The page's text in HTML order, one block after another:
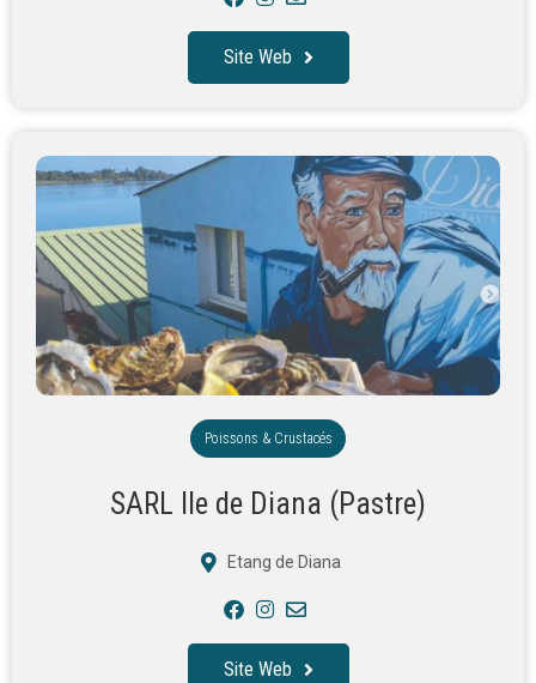
Site Web
Poissons & Crustacés
SARL Ile de Diana (Pastre)
Etang de Diana
Site Web